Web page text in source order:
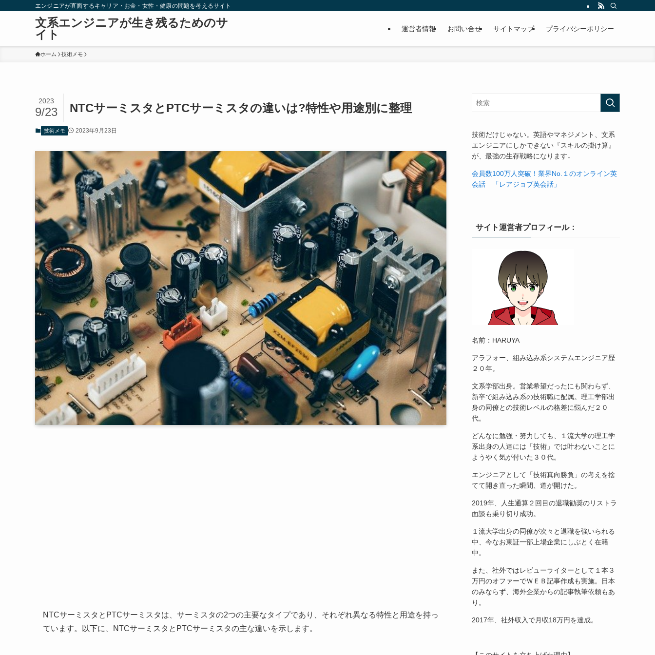
エンジニアが直面するキャリア・お金・女性・健康の問題を考えるサイト
文系エンジニアが生き残るためのサ
イト
運営者情報 お問い合せ サイトマップ プライバシーポリシー
ホーム 技術メモ
NTCサーミスタとPTCサーミスタの違いは?特性や用途別に整理
2023
9/23
技術メモ 2023年9月23日
NTCサーミスタとPTCサーミスタは、サーミスタの2つの主要なタイプであり、それぞれ異なる特性と用途を持っ
ています。以下に、NTCサーミスタとPTCサーミスタの主な違いを示します。
技術だけじゃない。英語やマネジメント、文系
エンジニアにしかできない『スキルの掛け算』
が、最強の生存戦略になります↓
会員数100万人突破！業界No.１のオンライン英
会話 「レアジョブ英会話」
サイト運営者プロフィール：
名前：HARUYA
アラフォー、組み込み系システムエンジニア歴
２０年。
文系学部出身。営業希望だったにも関わらず、
新卒で組み込み系の技術職に配属。理工学部出
身の同僚との技術レベルの格差に悩んだ２０
代。
どんなに勉強・努力しても、１流大学の理工学
系出身の人達には「技術」では叶わないことに
ようやく気が付いた３０代。
エンジニアとして「技術真向勝負」の考えを捨
てて開き直った瞬間、道が開けた。
2019年、人生通算２回目の退職勧奨のリストラ
面談も乗り切り成功。
１流大学出身の同僚が次々と退職を強いられる
中、今なお東証一部上場企業にしぶとく在籍
中。
また、社外ではレビューライターとして１本３
万円のオファーでＷＥＢ記事作成も実施。日本
のみならず、海外企業からの記事執筆依頼もあ
り。
2017年、社外収入で月収18万円を達成。